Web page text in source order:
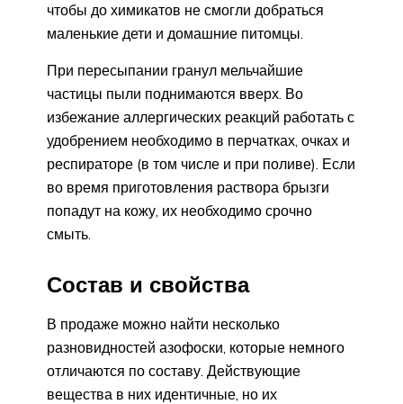
чтобы до химикатов не смогли добраться
маленькие дети и домашние питомцы.
При пересыпании гранул мельчайшие
частицы пыли поднимаются вверх. Во
избежание аллергических реакций работать с
удобрением необходимо в перчатках, очках и
респираторе (в том числе и при поливе). Если
во время приготовления раствора брызги
попадут на кожу, их необходимо срочно
смыть.
Состав и свойства
В продаже можно найти несколько
разновидностей азофоски, которые немного
отличаются по составу. Действующие
вещества в них идентичные, но их